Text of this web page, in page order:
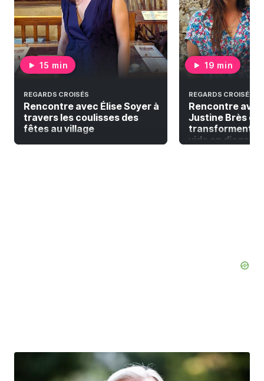
15 min
REGARDS CROISÉS
Rencontre avec Élise Soyer à
travers les coulisses des
fêtes au village
19 min
REGARDS CROISÉS
Rencontre
Justine Brès qui
transforment la
vide en